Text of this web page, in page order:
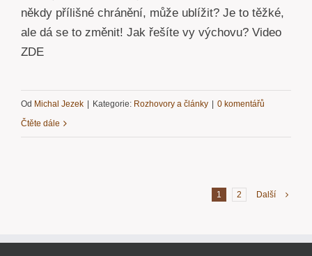
někdy přílišné chránění, může ublížit? Je to těžké,
ale dá se to změnit! Jak řešíte vy výchovu? Video
ZDE
Od Michal Jezek Kategorie: Rozhovory a články
0 komentářů
Čtěte dále
1 2 Další